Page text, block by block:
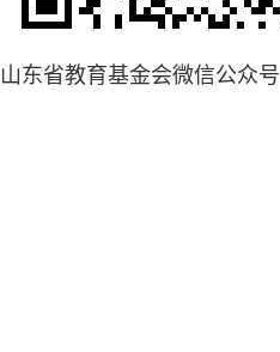
山东省教育基金会微信公众号